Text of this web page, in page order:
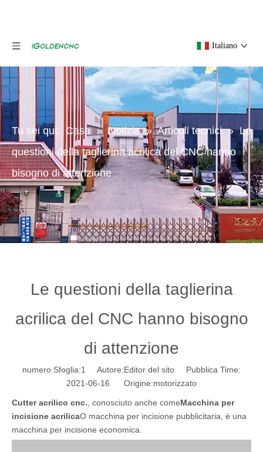
Italiano
Tu sei qui: Casa » Notizia » Articoli tecnici » Le
questioni della taglierina acrilica del CNC hanno
bisogno di attenzione
Le questioni della taglierina
acrilica del CNC hanno bisogno
di attenzione
numero Sfoglia:1
Autore:Editor del sito Pubblica Time:
2021-06-16 Origine:motorizzato
Cutter acrilico cnc. , conosciuto anche comeMacchina per
incisione acrilicaO macchina per incisione pubblicitaria, è una
macchina per incisione economica.